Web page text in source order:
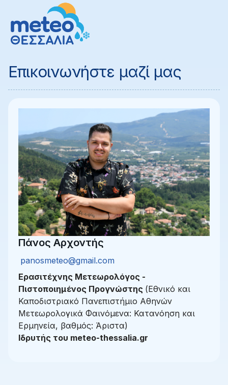
Επικοινωνήστε μαζί μας
Πάνος Αρχοντής
Email:
panosmeteo@gmail.com
Ερασιτέχνης Μετεωρολόγος -
Πιστοποιημένος Προγνώστης (Εθνικό και
Καποδιστριακό Πανεπιστήμιο Αθηνών
Μετεωρολογικά Φαινόμενα: Κατανόηση και
Ερμηνεία, βαθμός: Άριστα)
Ιδρυτής του meteo-thessalia.gr